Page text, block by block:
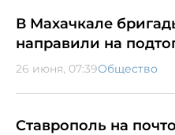
В Махачкале
направили на
26 июня, 07:39Общество
Ставрополь на